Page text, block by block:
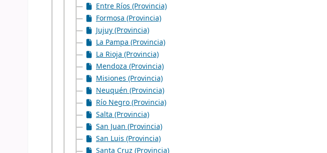
Entre Ríos (Provincia)
Formosa (Provincia)
Jujuy (Provincia)
La Pampa (Provincia)
La Rioja (Provincia)
Mendoza (Provincia)
Misiones (Provincia)
Neuquén (Provincia)
Río Negro (Provincia)
Salta (Provincia)
San Juan (Provincia)
San Luis (Provincia)
Santa Cruz (Provincia)